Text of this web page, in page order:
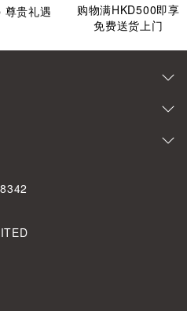
尊贵礼遇
购物满HKD500即享
免费送货上门